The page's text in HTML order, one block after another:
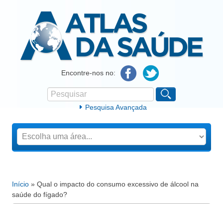
Atlas da SaúdeEncontre-nos no:
Formulário de procura
Pesquisar
Pesquisa Avançada
Está aqui
Início » Qual o impacto do consumo excessivo de álcool na
saúde do fígado?